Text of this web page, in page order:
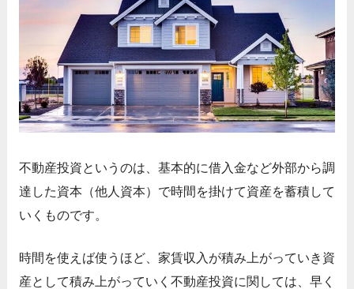
不動産投資というのは、基本的に借入金など外部から調
達した資本（他人資本）で時間を掛けて資産を蓄積して
いくものです。
時間を使えば使うほど、家賃収入が積み上がっていき資
産として積み上がっていく不動産投資に関しては、早く